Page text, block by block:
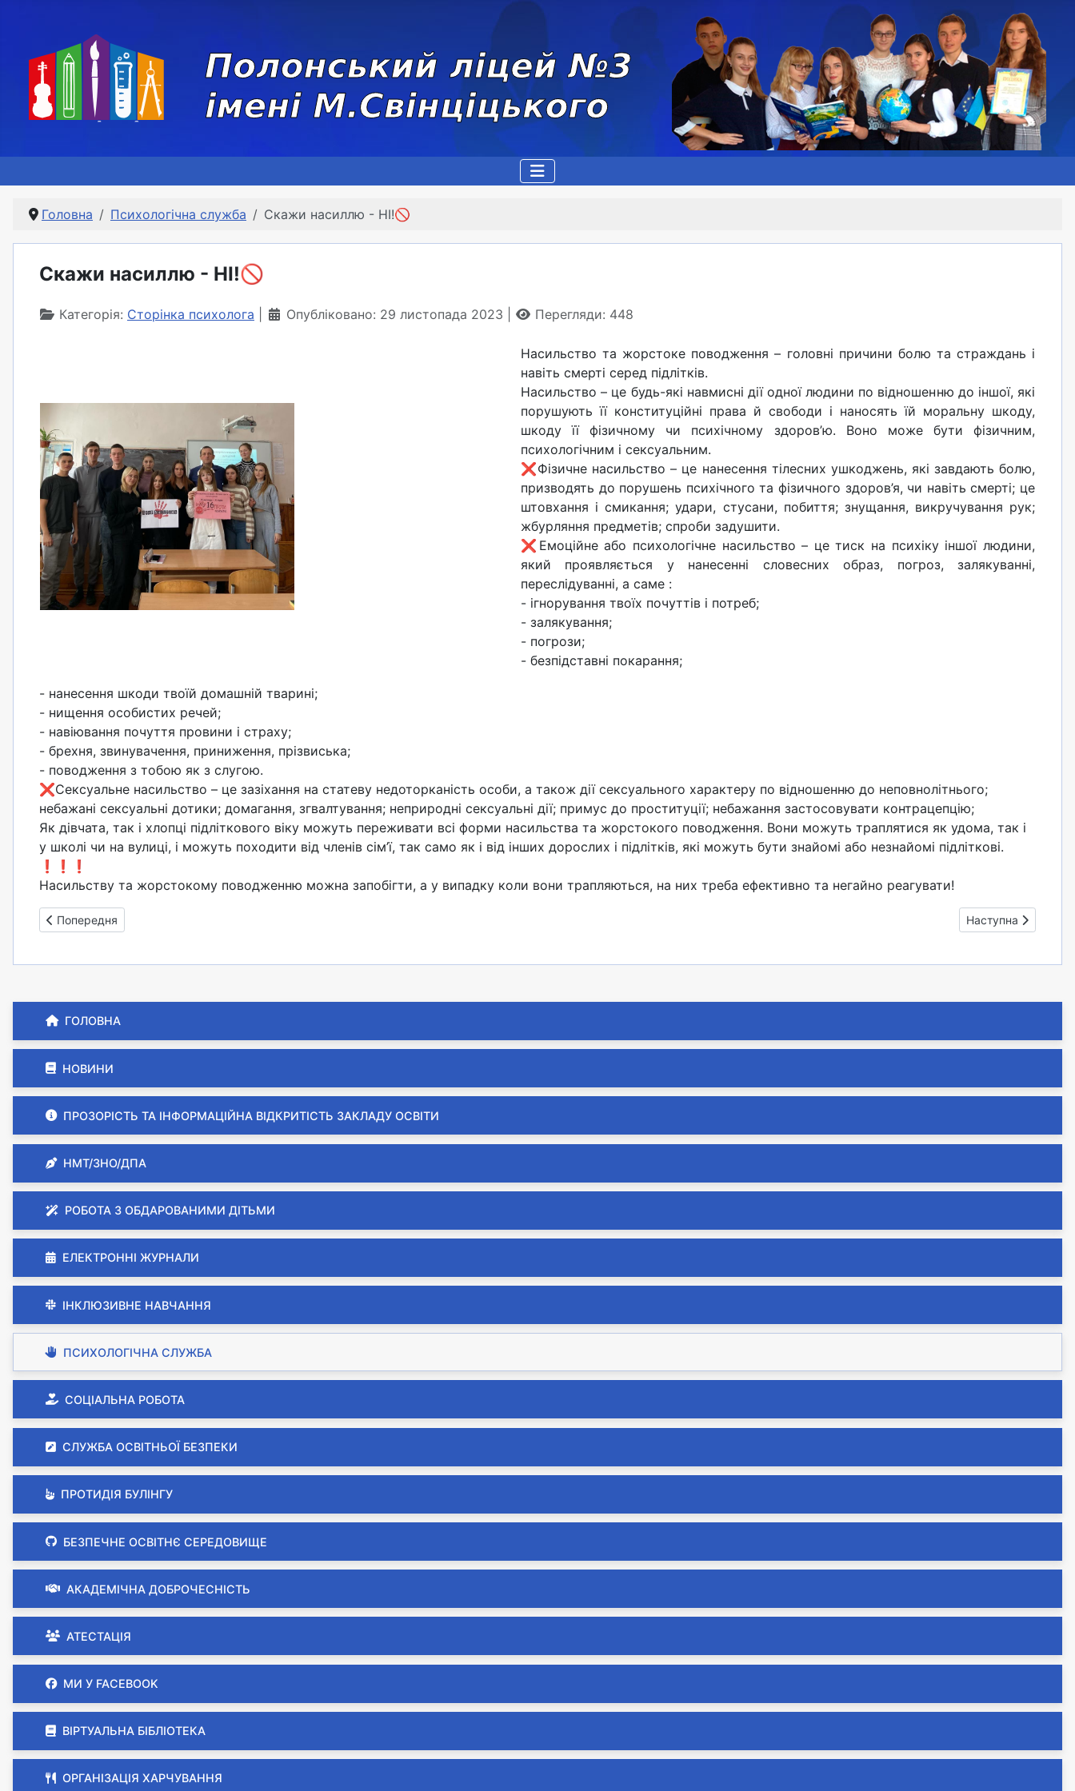
ГОЛОВНА
НОВИНИ
ПРОЗОРІСТЬ ТА ІНФОРМАЦІЙНА ВІДКРИТІСТЬ ЗАКЛАДУ ОСВІТИ
НМТ/ЗНО/ДПА
РОБОТА З ОБДАРОВАНИМИ ДІТЬМИ
ЕЛЕКТРОННІ ЖУРНАЛИ
ІНКЛЮЗИВНЕ НАВЧАННЯ
ПСИХОЛОГІЧНА СЛУЖБА
СОЦІАЛЬНА РОБОТА
СЛУЖБА ОСВІТНЬОЇ БЕЗПЕКИ
ПРОТИДІЯ БУЛІНГУ
БЕЗПЕЧНЕ ОСВІТНЄ СЕРЕДОВИЩЕ
АКАДЕМІЧНА ДОБРОЧЕСНІСТЬ
АТЕСТАЦІЯ
МИ У FACEBOOK
ВІРТУАЛЬНА БІБЛІОТЕКА
ОРГАНІЗАЦІЯ ХАРЧУВАННЯ
Головна Психологічна служба Скажи насиллю - НІ!🚫
Скажи насиллю - НІ!🚫
Категорія: Сторінка психолога Опубліковано: 29 листопада 2023 Перегляди: 448
Насильство та жорстоке поводження – головні причини болю та страждань і
навіть смерті серед підлітків.
Насильство – це будь-які навмисні дії одної людини по відношенню до іншої, які
порушують її конституційні права й свободи і наносять їй моральну шкоду,
шкоду її фізичному чи психічному здоров’ю. Воно може бути фізичним,
психологічним і сексуальним.
❌Фізичне насильство – це нанесення тілесних ушкоджень, які завдають болю,
призводять до порушень психічного та фізичного здоров’я, чи навіть смерті; це
штовхання і смикання; удари, стусани, побиття; знущання, викручування рук;
жбурляння предметів; спроби задушити.
❌Емоційне або психологічне насильство – це тиск на психіку іншої людини,
який проявляється у нанесенні словесних образ, погроз, залякуванні,
переслідуванні, а саме :
- ігнорування твоїх почуттів і потреб;
- залякування;
- погрози;
- безпідставні покарання;
- нанесення шкоди твоїй домашній тварині;
- нищення особистих речей;
- навіювання почуття провини і страху;
- брехня, звинувачення, приниження, прізвиська;
- поводження з тобою як з слугою.
❌Сексуальне насильство – це зазіхання на статеву недоторканість особи, а також дії сексуального характеру по відношенню до неповнолітнього;
небажані сексуальні дотики; домагання, згвалтування; неприродні сексуальні дії; примус до проституції; небажання застосовувати контрацепцію;
Як дівчата, так і хлопці підліткового віку можуть переживати всі форми насильства та жорстокого поводження. Вони можуть траплятися як удома, так і
у школі чи на вулиці, і можуть походити від членів сім’ї, так само як і від інших дорослих і підлітків, які можуть бути знайомі або незнайомі підліткові.
❗❗❗
Насильству та жорстокому поводженню можна запобігти, а у випадку коли вони трапляються, на них треба ефективно та негайно реагувати!
Попередня стаття: Домашнє насильство
Попередня Наступна стаття:
Наступна